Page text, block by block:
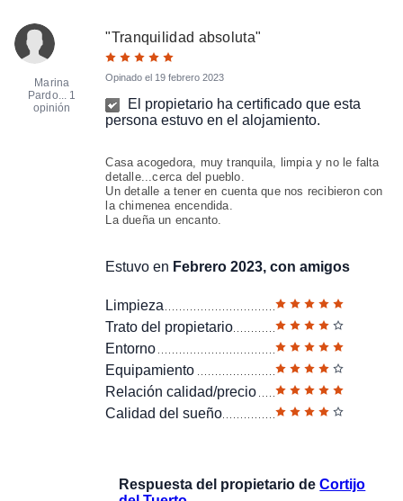
Marina
Pardo... 1
opinión
"Tranquilidad absoluta"
Opinado el 19 febrero 2023
El propietario ha certificado que esta
persona estuvo en el alojamiento.
Casa acogedora, muy tranquila, limpia y no le falta
detalle...cerca del pueblo.
Un detalle a tener en cuenta que nos recibieron con
la chimenea encendida.
La dueña un encanto.
Estuvo en Febrero 2023, con amigos
Limpieza
Trato del propietario
Entorno
Equipamiento
Relación calidad/precio
Calidad del sueño
Respuesta del propietario deCortijo